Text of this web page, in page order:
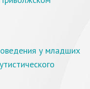
у младших